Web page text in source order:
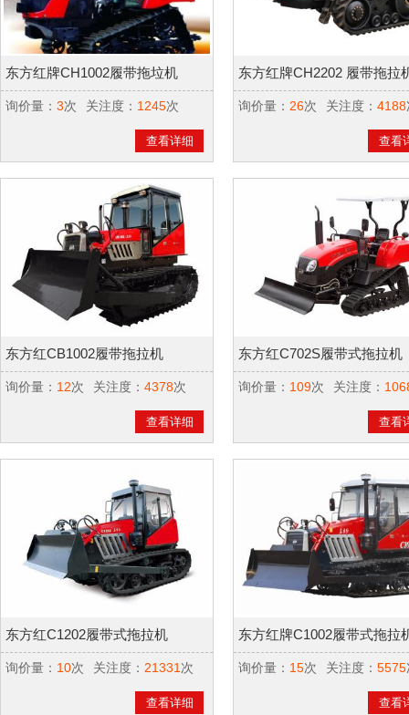
东方红牌CH1002履带拖垃机
询价量： 3次 关注度： 1245次
查看详细
东方红牌CH2202 履带拖拉
询价量： 26次 关注度： 4188
查看
东方红CB1002履带拖拉机
询价量： 12次 关注度： 4378次
查看详细
东方红C702S履带式拖拉机
询价量： 109次 关注度：
查看
东方红C1202履带式拖拉机
询价量： 10次 关注度： 21331 次
查看详细
东方红牌C1002履带式拖拉
询价量： 15次 关注度： 5575
查看